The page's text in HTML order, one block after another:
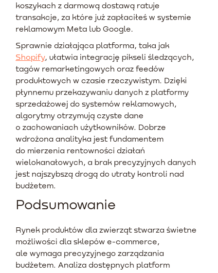
koszykach z darmową dostawą ratuje
transakcje, za które już zapłaciłeś w systemie
reklamowym Meta lub Google.
Sprawnie działająca platforma, taka jak
Shopify, ułatwia integrację pikseli śledzących,
tagów remarketingowych oraz feedów
produktowych w czasie rzeczywistym. Dzięki
płynnemu przekazywaniu danych z platformy
sprzedażowej do systemów reklamowych,
algorytmy otrzymują czyste dane
o zachowaniach użytkowników. Dobrze
wdrożona analityka jest fundamentem
do mierzenia rentowności działań
wielokanałowych, a brak precyzyjnych danych
jest najszybszą drogą do utraty kontroli nad
budżetem.
Podsumowanie
Rynek produktów dla zwierząt stwarza świetne
możliwości dla sklepów e-commerce,
ale wymaga precyzyjnego zarządzania
budżetem. Analiza dostępnych platform